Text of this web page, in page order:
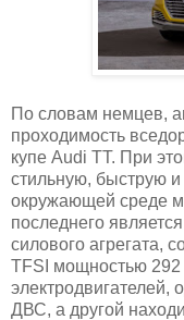
По словам немцев,
проходимость
купе Audi TT. При
стильную, быструю
окружающей среде
последнего
силового агрегата,
TFSI мощностью
электродвигателей,
ДВС, а другой